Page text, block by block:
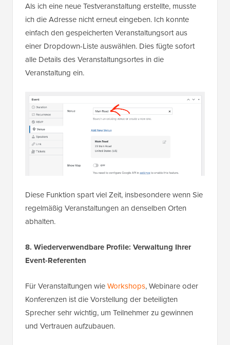
Als ich eine neue Testveranstaltung erstellte, musste
ich die Adresse nicht erneut eingeben. Ich konnte
einfach den gespeicherten Veranstaltungsort aus
einer Dropdown-Liste auswählen. Dies fügte sofort
alle Details des Veranstaltungsortes in die
Veranstaltung ein.
Diese Funktion spart viel Zeit, insbesondere wenn Sie
regelmäßig Veranstaltungen an denselben Orten
abhalten.
8. Wiederverwendbare Profile: Verwaltung Ihrer
Event-Referenten
Für Veranstaltungen wieWorkshops, Webinare oder
Konferenzen ist die Vorstellung der beteiligten
Sprecher sehr wichtig, um Teilnehmer zu gewinnen
und Vertrauen aufzubauen.